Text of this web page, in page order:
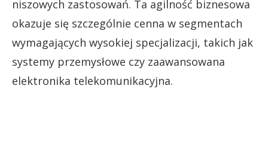
niszowych zastosowań. Ta agilność biznesowa
okazuje się szczególnie cenna w segmentach
wymagających wysokiej specjalizacji, takich jak
systemy przemysłowe czy zaawansowana
elektronika telekomunikacyjna.